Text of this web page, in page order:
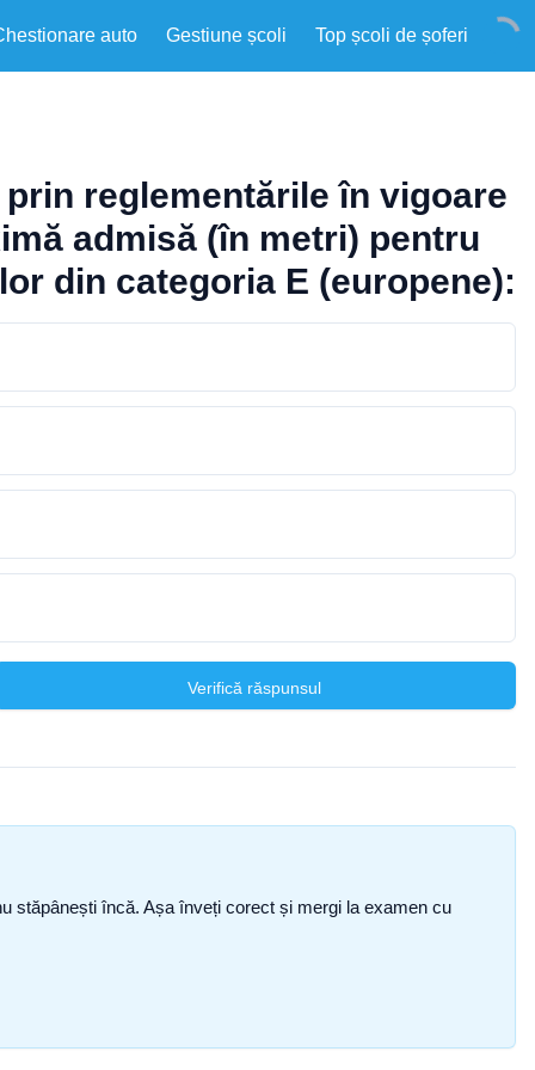
auto Gestiune școli Top școli de șoferi
reglementările în vigoare
admisă (în metri) pentru
din categoria E (europene):
Verifică răspunsul
stăpânești încă. Așa înveți corect și mergi la examen cu